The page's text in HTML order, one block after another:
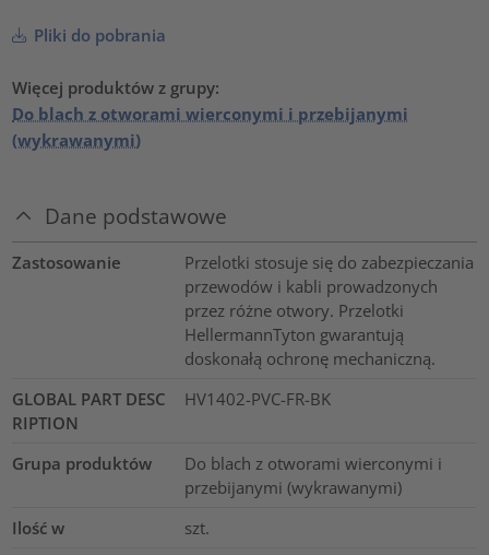
Pliki do pobrania
Więcej produktów z grupy:
Do blach z otworami wierconymi i przebijanymi
(wykrawanymi)
Dane podstawowe
Zastosowanie
Przelotki stosuje się do zabezpieczania
przewodów i kabli prowadzonych
przez różne otwory. Przelotki
HellermannTyton gwarantują
doskonałą ochronę mechaniczną.
GLOBAL PART DESC
RIPTION
HV1402-PVC-FR-BK
Grupa produktów
Do blach z otworami wierconymi i
przebijanymi (wykrawanymi)
Ilość w
szt.